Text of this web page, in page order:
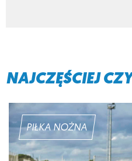
NAJCZĘŚCIEJ
PIŁKA NOŻNA